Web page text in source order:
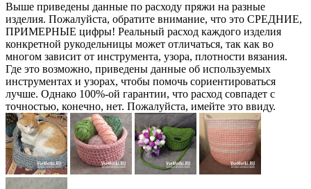
Выше приведены данные по расходу пряжи на разные
изделия. Пожалуйста, обратите внимание, что это СРЕДНИЕ,
ПРИМЕРНЫЕ цифры! Реальный расход каждого изделия
конкретной рукодельницы может отличаться, так как во
многом зависит от инструмента, узора, плотности вязания.
Где это возможно, приведены данные об используемых
инструментах и узорах, чтобы помочь сориентироваться
лучше. Однако 100%-ой гарантии, что расход совпадет с
точностью, конечно, нет. Пожалуйста, имейте это ввиду.